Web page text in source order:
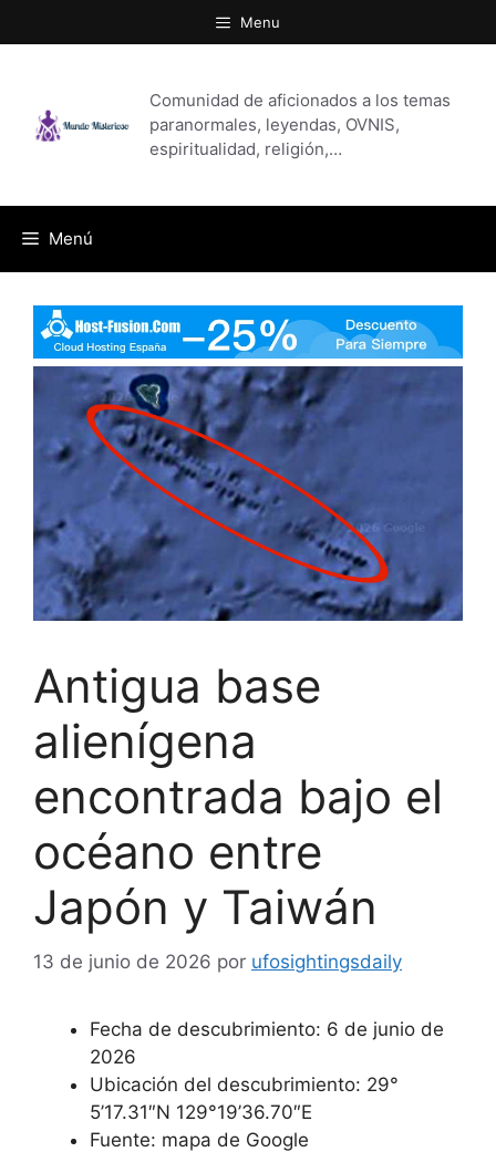
al
Menu
Comunidad de aficionados a los temas
paranormales, leyendas, OVNIS,
espiritualidad, religión,…
Menú
Antigua base
alienígena
encontrada bajo el
océano entre
Japón y Taiwán
13 de junio de 2026 por ufosightingsdaily
Fecha de descubrimiento: 6 de junio de
2026
Ubicación del descubrimiento: 29°
5’17.31″N 129°19’36.70″E
Fuente: mapa de Google